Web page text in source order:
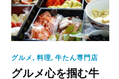
グルメ,料理,牛たん専門店
グルメ心を掴む牛